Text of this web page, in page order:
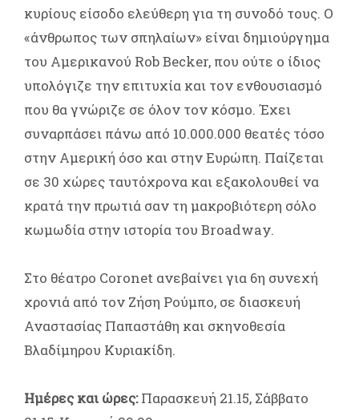
κυρίους είσοδο ελεύθερη για τη συνοδό τους. Ο
«άνθρωπος των σπηλαίων» είναι δημιούργημα
του Αμερικανού Rob Becker, που ούτε ο ίδιος
υπολόγιζε την επιτυχία και τον ενθουσιασμό
που θα γνώριζε σε όλον τον κόσμο. Έχει
συναρπάσει πάνω από 10.000.000 θεατές τόσο
στην Αμερική όσο και στην Ευρώπη. Παίζεται
σε 30 χώρες ταυτόχρονα και εξακολουθεί να
κρατά την πρωτιά σαν τη μακροβιότερη σόλο
κωμωδία στην ιστορία του Broadway.
Στο θέατρο Coronet ανεβαίνει για 6η συνεχή
χρονιά από τον Ζήση Ρούμπο, σε διασκευή
Αναστασίας Παπαστάθη και σκηνοθεσία
Βλαδίμηρου Κυριακίδη.
Ημέρες και ώρες:Παρασκευή 21.15, Σάββατο